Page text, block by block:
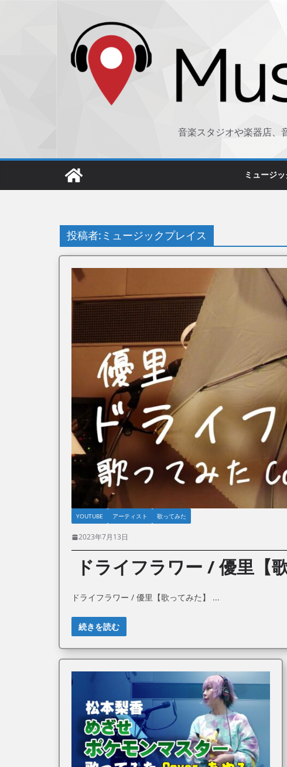
プ
音楽スタジオや楽器店、
ミュージ
投稿者: ミュージックプレイス
YOUTUBE アーティスト 歌ってみた
2023年7月13日
ドライフラワー / 優里【
ドライフラワー / 優里【歌ってみた】
続きを読む